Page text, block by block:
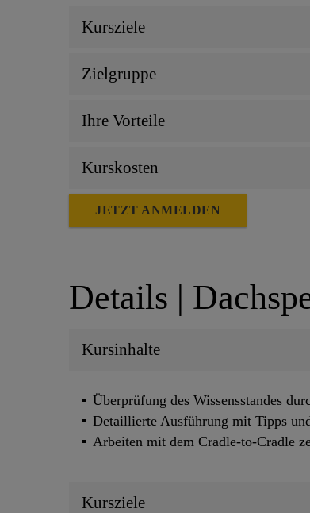
Kursziele
Zielgruppe
Ihre Vorteile
Kurskosten
JETZT ANMELDEN
Details |
Kursinhalte
Überprüfung des Wissensstandes
Detaillierte Ausführung mit Tipps
Arbeiten mit dem Cradle-to-Cradle
Kursziele